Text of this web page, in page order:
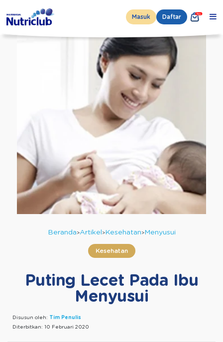
Masuk Daftar
Beranda Artikel Kesehatan Menyusui
Kesehatan
Puting Lecet Pada Ibu
Menyusui
Disusun oleh: Tim Penulis
Diterbitkan: 10 Februari 2020